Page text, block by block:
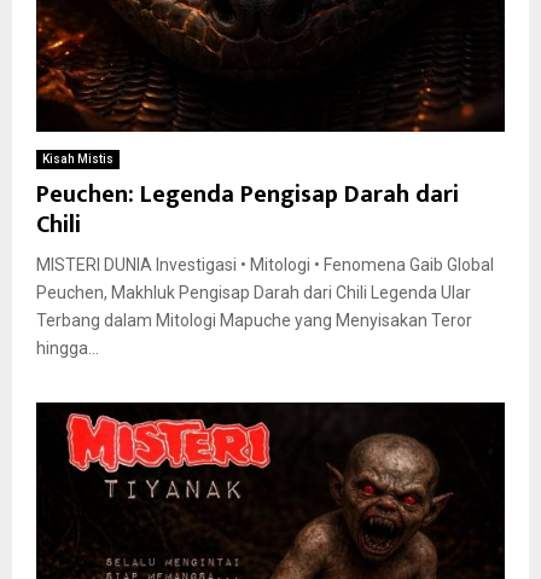
Kisah Mistis
Peuchen: Legenda Pengisap Darah dari
Chili
MISTERI DUNIA Investigasi • Mitologi • Fenomena Gaib Global
Peuchen, Makhluk Pengisap Darah dari Chili Legenda Ular
Terbang dalam Mitologi Mapuche yang Menyisakan Teror
hingga...